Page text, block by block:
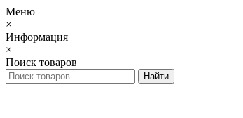
Меню
×
Информация
×
Поиск товаров